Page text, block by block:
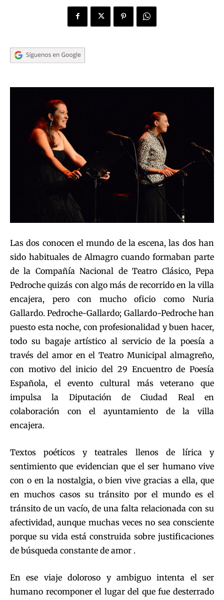
Las dos conocen el mundo de la escena, las dos han
sido habituales de Almagro cuando formaban parte
de la Compañía Nacional de Teatro Clásico, Pepa
Pedroche quizás con algo más de recorrido en la villa
encajera, pero con mucho oficio como Nuria
Gallardo. Pedroche-Gallardo; Gallardo-Pedroche han
puesto esta noche, con profesionalidad y buen hacer,
todo su bagaje artístico al servicio de la poesía a
través del amor en el Teatro Municipal almagreño,
con motivo del inicio del 29 Encuentro de Poesía
Española, el evento cultural más veterano que
impulsa la Diputación de Ciudad Real en
colaboración con el ayuntamiento de la villa
encajera.
Textos poéticos y teatrales llenos de lírica y
sentimiento que evidencian que el ser humano vive
con o en la nostalgia, o bien vive gracias a ella, que
en muchos casos su tránsito por el mundo es el
tránsito de un vacío, de una falta relacionada con su
afectividad, aunque muchas veces no sea consciente
porque su vida está construida sobre justificaciones
de búsqueda constante de amor .
En ese viaje doloroso y ambiguo intenta el ser
humano recomponer el lugar del que fue desterrado